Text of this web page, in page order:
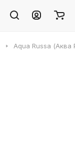
Aqua Russa (Аква